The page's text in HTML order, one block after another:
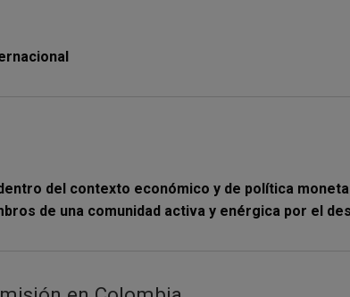
del contexto económico y de política
de una comunidad activa y enérgica por el